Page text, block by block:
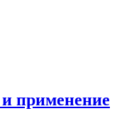
применение